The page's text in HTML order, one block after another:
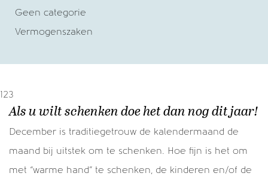
Geen categorie
Vermogenszaken
123
Als u wilt schenken doe het dan nog dit jaar!
December is traditiegetrouw de kalendermaand de
maand bij uitstek om te schenken. Hoe fijn is het om
met “warme hand” te schenken, de kinderen en/of de